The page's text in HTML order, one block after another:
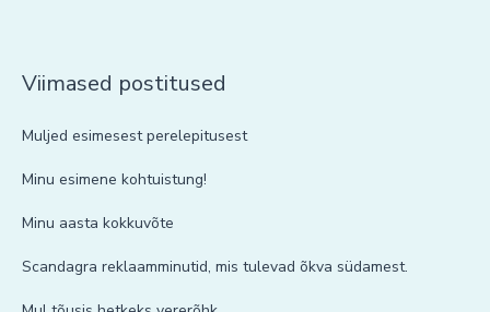
Viimased postitused
Muljed esimesest perelepitusest
Minu esimene kohtuistung!
Minu aasta kokkuvõte
Scandagra reklaamminutid, mis tulevad õkva südamest.